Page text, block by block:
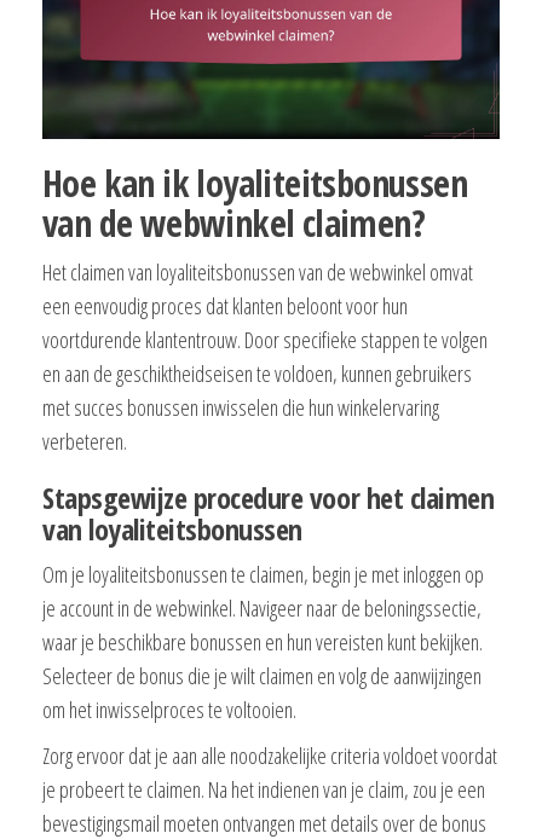
Hoe kan ik loyaliteitsbonussen
van de webwinkel claimen?
Het claimen van loyaliteitsbonussen van de webwinkel omvat
een eenvoudig proces dat klanten beloont voor hun
voortdurende klantentrouw. Door specifieke stappen te volgen
en aan de geschiktheidseisen te voldoen, kunnen gebruikers
met succes bonussen inwisselen die hun winkelervaring
verbeteren.
Stapsgewijze procedure voor het claimen
van loyaliteitsbonussen
Om je loyaliteitsbonussen te claimen, begin je met inloggen op
je account in de webwinkel. Navigeer naar de beloningssectie,
waar je beschikbare bonussen en hun vereisten kunt bekijken.
Selecteer de bonus die je wilt claimen en volg de aanwijzingen
om het inwisselproces te voltooien.
Zorg ervoor dat je aan alle noodzakelijke criteria voldoet voordat
je probeert te claimen. Na het indienen van je claim, zou je een
bevestigingsmail moeten ontvangen met details over de bonus